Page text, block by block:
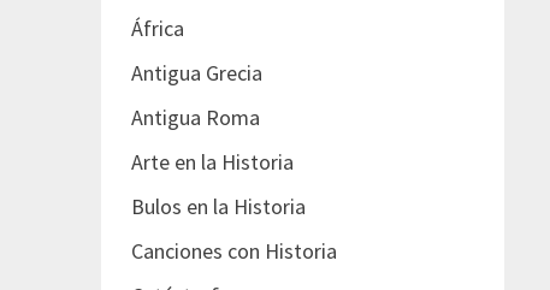
África
Antigua Grecia
Antigua Roma
Arte en la Historia
Bulos en la Historia
Canciones con Historia